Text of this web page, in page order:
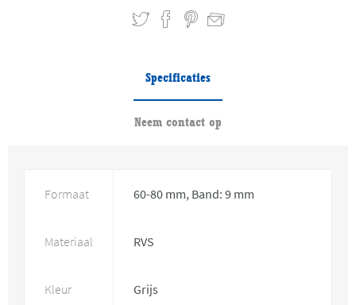
Specificaties
Neem contact op
Formaat 60-80 mm, Band: 9 mm
Materiaal RVS
Kleur Grijs